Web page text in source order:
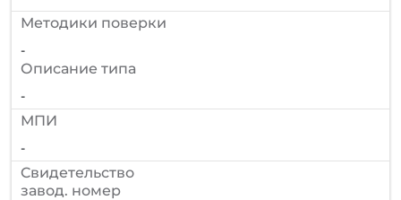
Методики поверки
-
Описание типа
-
МПИ
-
Cвидетельство
завод. номер